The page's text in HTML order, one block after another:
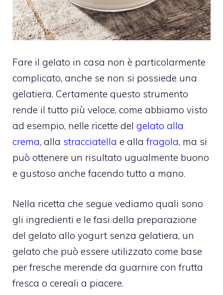
Fare il gelato in casa non è particolarmente
complicato, anche se non si possiede una
gelatiera. Certamente questo strumento
rende il tutto più veloce, come abbiamo visto
ad esempio, nelle ricette del gelato alla
crema, alla stracciatella e alla fragola, ma si
può ottenere un risultato ugualmente buono
e gustoso anche facendo tutto a mano.
Nella ricetta che segue vediamo quali sono
gli ingredienti e le fasi della preparazione
del gelato allo yogurt senza gelatiera, un
gelato che può essere utilizzato come base
per fresche merende da guarnire con frutta
fresca o cereali a piacere.